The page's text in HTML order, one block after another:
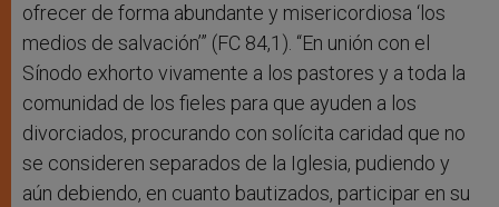
ofrecer de forma abundante y misericordiosa ‘los
medios de salvación’” (FC 84,1). “En unión con el
Sínodo exhorto vivamente a los pastores y a toda la
comunidad de los fieles para que ayuden a los
divorciados, procurando con solícita caridad que no
se consideren separados de la Iglesia, pudiendo y
aún debiendo, en cuanto bautizados, participar en su